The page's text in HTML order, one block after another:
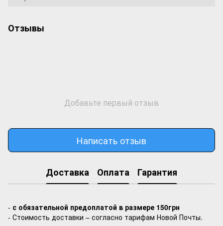
Отзывы
Добавьте первый отзыв
Написать отзыв
Доставка Оплата Гарантия
- с обязательной предоплатой в размере 150грн
- Стоимость доставки – согласно тарифам Новой Почты.